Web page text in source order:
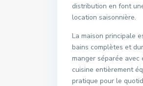
distribution en font
location saisonnière.
La maison principale
bains complètes et
manger séparée
cuisine entièrement
pratique pour le